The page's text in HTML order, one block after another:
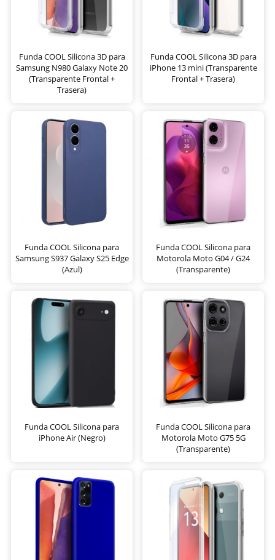
Funda COOL Silicona 3D para
Samsung N980 Galaxy Note 20
(Transparente Frontal +
Trasera)
Funda COOL Silicona 3D para
iPhone 13 mini (Transparente
Frontal + Trasera)
Funda COOL Silicona para
Samsung S937 Galaxy S25 Edge
(Azul)
Funda COOL Silicona para
Motorola Moto G04 / G24
(Transparente)
Funda COOL Silicona para
iPhone Air (Negro)
Funda COOL Silicona para
Motorola Moto G75 5G
(Transparente)